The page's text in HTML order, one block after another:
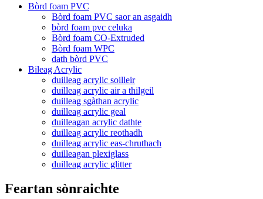
Bòrd foam PVC
Bòrd foam PVC saor an asgaidh
bòrd foam pvc celuka
Bòrd foam CO-Extruded
Bòrd foam WPC
dath bòrd PVC
Bileag Acrylic
duilleag acrylic soilleir
duilleag acrylic air a thilgeil
duilleag sgàthan acrylic
duilleag acrylic geal
duilleagan acrylic dathte
duilleag acrylic reothadh
duilleag acrylic eas-chruthach
duilleagan plexiglass
duilleag acrylic glitter
Feartan sònraichte